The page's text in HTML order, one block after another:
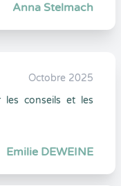
Anna Stelmach
Octobre 2025
conseils et les
Emilie DEWEINE